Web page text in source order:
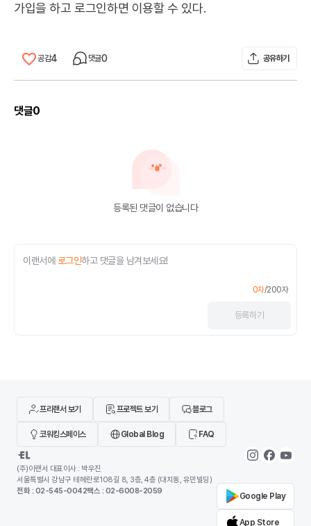
가입을 하고 로그인하면 이용할 수 있다.
공감4 댓글0 공유하기
댓글0
등록된 댓글이 없습니다
이랜서에 로그인하고 댓글을 남겨보세요!
0자/200자
등록하기
프리랜서 보기 프로젝트 보기 블로그
코워킹스페이스 Global Blog FAQ
(주)이랜서 대표이사 : 박우진
서울특별시 강남구 테헤란로108길 8, 3층, 4층 (대치동, 유민빌딩)
전화 : 02-545-0042팩스 : 02-6008-2059
Google Play
App Store